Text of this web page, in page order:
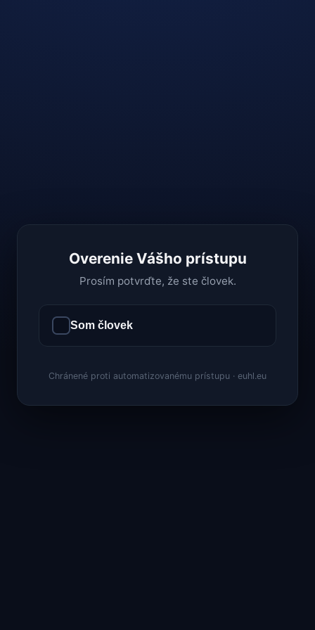
Overenie Vášho prístupu
Prosím potvrďte, že ste človek.
Som človek
Chránené proti automatizovanému prístupu · euhl.eu